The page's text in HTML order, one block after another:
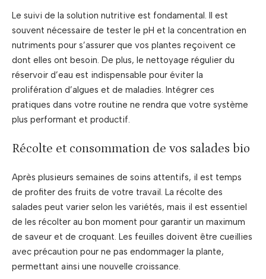
Le suivi de la solution nutritive est fondamental. Il est
souvent nécessaire de tester le pH et la concentration en
nutriments pour s’assurer que vos plantes reçoivent ce
dont elles ont besoin. De plus, le nettoyage régulier du
réservoir d’eau est indispensable pour éviter la
prolifération d’algues et de maladies. Intégrer ces
pratiques dans votre routine ne rendra que votre système
plus performant et productif.
Récolte et consommation de vos salades bio
Après plusieurs semaines de soins attentifs, il est temps
de profiter des fruits de votre travail. La récolte des
salades peut varier selon les variétés, mais il est essentiel
de les récolter au bon moment pour garantir un maximum
de saveur et de croquant. Les feuilles doivent être cueillies
avec précaution pour ne pas endommager la plante,
permettant ainsi une nouvelle croissance.